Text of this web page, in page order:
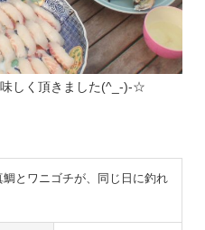
しく頂きました(^_-)-☆
とワニゴチが、同じ日に釣れ